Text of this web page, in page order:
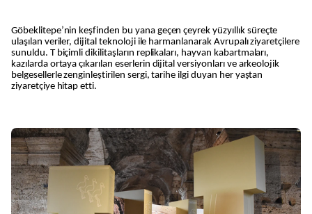
Göbeklitepe’nin keşfinden bu yana geçen çeyrek yüzyıllık süreçte
ulaşılan veriler, dijital teknoloji ile harmanlanarak Avrupalı ziyaretçilere
sunuldu. T biçimli dikilitaşların replikaları, hayvan kabartmaları,
kazılarda ortaya çıkarılan eserlerin dijital versiyonları ve arkeolojik
belgesellerle zenginleştirilen sergi, tarihe ilgi duyan her yaştan
ziyaretçiye hitap etti.